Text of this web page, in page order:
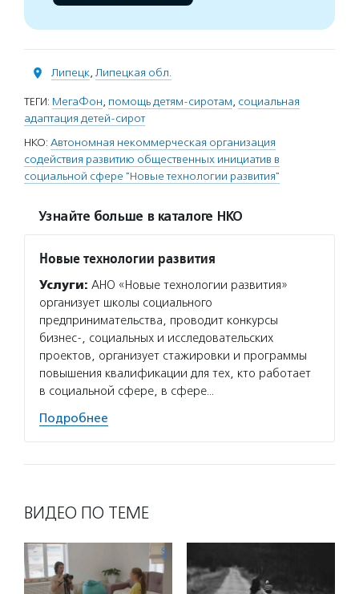
Липецк, Липецкая обл.
ТЕГИ: МегаФон, помощь детям-сиротам, социальная
адаптация детей-сирот
НКО: Автономная некоммерческая организация
содействия развитию общественных инициатив в
социальной сфере "Новые технологии развития"
Узнайте больше в каталоге НКО
Новые технологии развития
Услуги: АНО «Новые технологии развития»
организует школы социального
предпринимательства, проводит конкурсы
бизнес-, социальных и исследовательских
проектов, организует стажировки и программы
повышения квалификации для тех, кто работает
в социальной сфере, в сфере…
Подробнее
ВИДЕО ПО ТЕМЕ